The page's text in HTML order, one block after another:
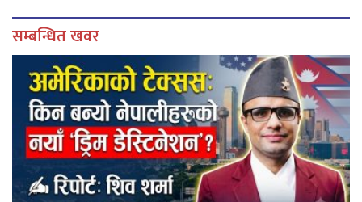
सम्बन्धित खवर